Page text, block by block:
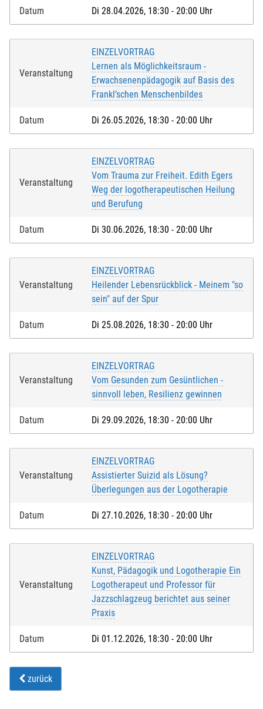
Datum Di 28.04.2026, 18:30 - 20:00 Uhr
Veranstaltung
EINZELVORTRAG
Lernen als Möglichkeitsraum -
Erwachsenenpädagogik auf Basis des
Frankl’schen Menschenbildes
Datum Di 26.05.2026, 18:30 - 20:00 Uhr
Veranstaltung
EINZELVORTRAG
Vom Trauma zur Freiheit. Edith Egers
Weg der logotherapeutischen Heilung
und Berufung
Datum Di 30.06.2026, 18:30 - 20:00 Uhr
Veranstaltung
EINZELVORTRAG
Heilender Lebensrückblick - Meinem "so
sein" auf der Spur
Datum Di 25.08.2026, 18:30 - 20:00 Uhr
Veranstaltung
EINZELVORTRAG
Vom Gesunden zum Gesüntlichen -
sinnvoll leben, Resilienz gewinnen
Datum Di 29.09.2026, 18:30 - 20:00 Uhr
Veranstaltung
EINZELVORTRAG
Assistierter Suizid als Lösung?
Überlegungen aus der Logotherapie
Datum Di 27.10.2026, 18:30 - 20:00 Uhr
Veranstaltung
EINZELVORTRAG
Kunst, Pädagogik und Logotherapie Ein
Logotherapeut und Professor für
Jazzschlagzeug berichtet aus seiner
Praxis
Datum Di 01.12.2026, 18:30 - 20:00 Uhr
zurück